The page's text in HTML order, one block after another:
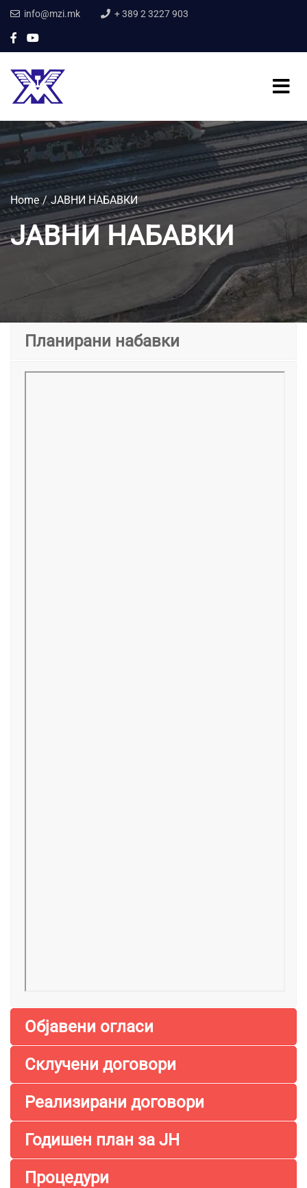
info@mzi.mk + 389 2 3227 903
Home ЈАВНИ НАБАВКИ
ЈАВНИ НАБАВКИ
Планирани набавки
Објавени огласи
Склучени договори
Реализирани договори
Годишен план за ЈН
Процедури